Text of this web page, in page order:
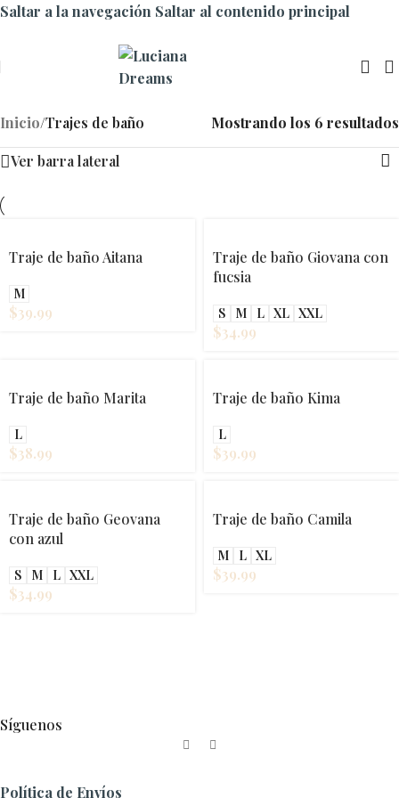
Saltar a la navegación Saltar al contenido principal
Inicio/Trajes de baño Mostrando los 6 resultados
Ver barra lateral
Traje de baño Aitana
M
$39.99
Traje de baño Giovana con
fucsia
S M L XL XXL
$34.99
Traje de baño Marita
L
$38.99
Traje de baño Kima
L
$39.99
Traje de baño Geovana
con azul
S M L XXL
$34.99
Traje de baño Camila
M L XL
$39.99
Síguenos
Política de Envíos